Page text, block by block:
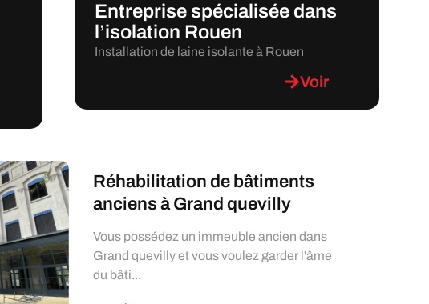
Entreprise spécialisée dans
l’isolation Rouen
Installation de laine isolante à Rouen
Voir
Réhabilitation de bâtiments
anciens à Grand quevilly
Vous possédez un immeuble ancien dans
Grand quevilly et vous voulez garder l'âme
du bâti...